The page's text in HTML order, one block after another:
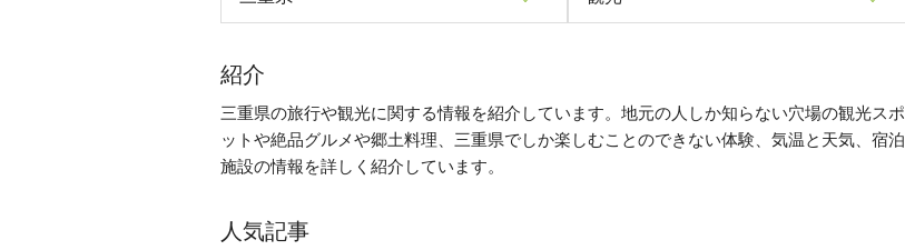
紹介
三重県の旅行や観光に関する情報を紹介しています。地元の人しか知らない穴場の観光スポ
ットや絶品グルメや郷土料理、三重県でしか楽しむことのできない体験、気温と天気、宿泊
施設の情報を詳しく紹介しています。
人気記事